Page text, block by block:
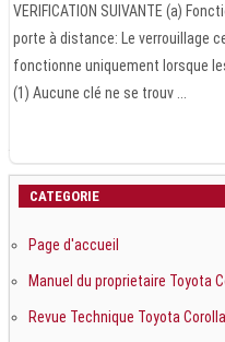
VERIFICATION SUIVANTE (a)
porte à distance: Le verrouillage
fonctionne uniquement lorsque
(1) Aucune clé ne se trouv ...
CATEGORIE
Page d'accueil
Manuel du proprietaire Toyota
Revue Technique Toyota Corolla